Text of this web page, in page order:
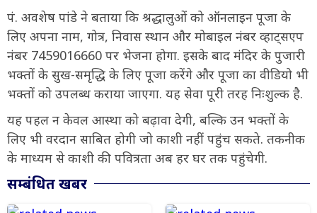
पं. अवशेष पांडे ने बताया कि श्रद्धालुओं को ऑनलाइन पूजा के
लिए अपना नाम, गोत्र, निवास स्थान और मोबाइल नंबर व्हाट्सएप
नंबर 7459016660 पर भेजना होगा. इसके बाद मंदिर के पुजारी
भक्तों के सुख-समृद्धि के लिए पूजा करेंगे और पूजा का वीडियो भी
भक्तों को उपलब्ध कराया जाएगा. यह सेवा पूरी तरह निःशुल्क है.
यह पहल न केवल आस्था को बढ़ावा देगी, बल्कि उन भक्तों के
लिए भी वरदान साबित होगी जो काशी नहीं पहुंच सकते. तकनीक
के माध्यम से काशी की पवित्रता अब हर घर तक पहुंचेगी.
सम्बंधित खबर